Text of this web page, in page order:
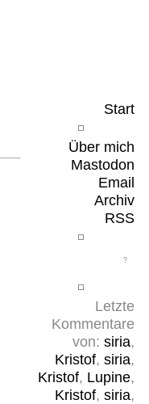
Start
Über mich
Mastodon
Email
Archiv
RSS
Letzte
Kommentare
von: siria,
Kristof, siria,
Kristof, Lupine,
Kristof, siria,